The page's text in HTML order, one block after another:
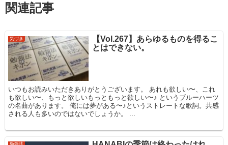
関連記事
気づき
【Vol.267】あらゆるものを得るこ
とはできない。
いつもお読みいただきありがとうございます。 あれも欲しい〜、これ
も欲しい〜、もっと欲しいもっともっと欲しい〜♪ というブルーハーツ
の名曲があります。 俺には夢がある〜♪というストレートな歌詞。共感
される人も多いのではないでしょうか。 ...